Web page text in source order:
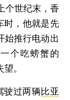
个世纪末，香
时，他就是先
始推行电动出
个吃螃蟹的
。
过两辆比亚